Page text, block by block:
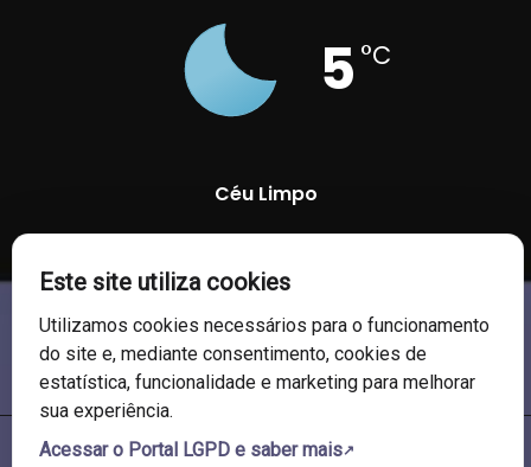
5 °C
Céu Limpo
82 % 1026 mb
Este site utiliza cookies
Utilizamos cookies necessários para o funcionamento
do site e, mediante consentimento, cookies de
estatística, funcionalidade e marketing para melhorar
sua experiência.
Acessar o Portal LGPD e saber mais